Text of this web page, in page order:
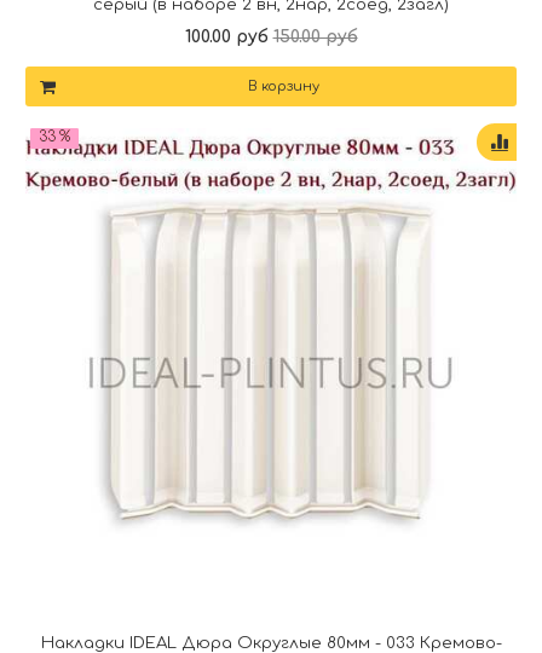
серый (в наборе 2 вн, 2нар, 2соед, 2загл)
100.00 руб 150.00 руб
В корзину
33 %
Накладки IDEAL Дюра Округлые 80мм - 033 Кремово-